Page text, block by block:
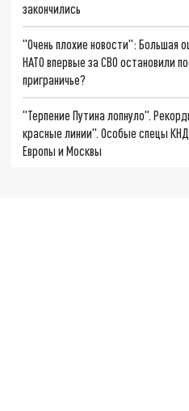
закончились
"Очень плохие новости": Большая
НАТО впервые за СВО остановили
приграничье?
"Терпение Путина лопнуло".
красные линии". Особые спецы
Европы и Москвы